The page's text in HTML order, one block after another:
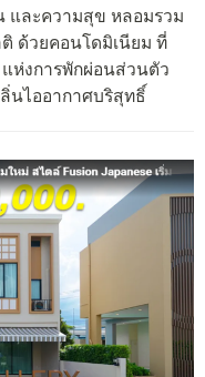
และความสุข หลอมรวม
ติ ด้วยคอนโดมิเนียม ที่
ห่งการพักผ่อนส่วนตัว
นไออากาศบริสุทธิ์